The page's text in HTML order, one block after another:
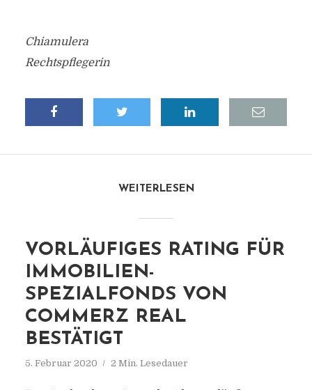
Chiamulera
Rechtspflegerin
WEITERLESEN
VORLÄUFIGES RATING FÜR
IMMOBILIEN-
SPEZIALFONDS VON
COMMERZ REAL
BESTÄTIGT
5. Februar 2020 2 Min. Lesedauer